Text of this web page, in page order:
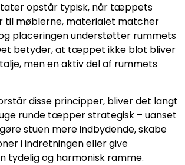
opstår typisk, når tæppets
til møblerne, materialet matcher
placeringen understøtter rummets
betyder, at tæppet ikke blot bliver
men en aktiv del af rummets
disse principper, bliver det langt
runde tæpper strategisk – uanset
stuen mere indbydende, skabe
i indretningen eller give
tydelig og harmonisk ramme.